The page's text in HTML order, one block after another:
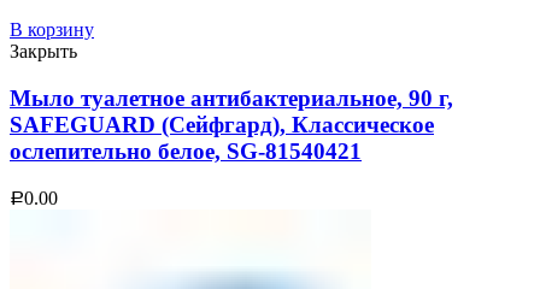
В корзину
Закрыть
Мыло туалетное антибактериальное, 90 г,
SAFEGUARD (Сейфгард), Классическое
ослепительно белое, SG-81540421
Р0.00